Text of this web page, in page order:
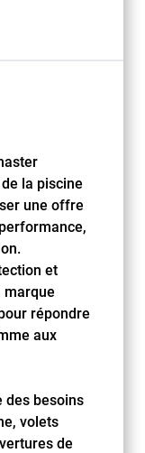
la piscine
une offre
et
marque
répondre
aux
des besoins
volets
de